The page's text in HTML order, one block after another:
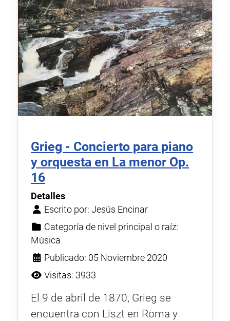
Grieg - Concierto para piano
y orquesta en La menor Op.
16
Detalles
Escrito por:Jesús Encinar
Categoría de nivel principal o raíz:
Música
Publicado: 05 Noviembre 2020
Visitas: 3933
El 9 de abril de 1870, Grieg se
encuentra con Liszt en Roma y